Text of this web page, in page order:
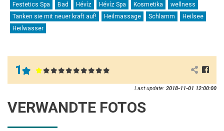
Festetics Spa Bad Hévíz Hévíz Spa Kosmetika
wellness
Tanken sie mit neuer kraft auf!
Heilmassage Schlamm
Heilsee
Heilwasser
1
Last update: 2018-11-01 12:00:00
VERWANDTE FOTOS